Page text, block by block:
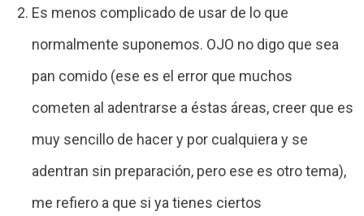
Es menos complicado de usar de lo que
normalmente suponemos. OJO no digo que sea
pan comido (ese es el error que muchos
cometen al adentrarse a éstas áreas, creer que es
muy sencillo de hacer y por cualquiera y se
adentran sin preparación, pero ese es otro tema),
me refiero a que si ya tienes ciertos